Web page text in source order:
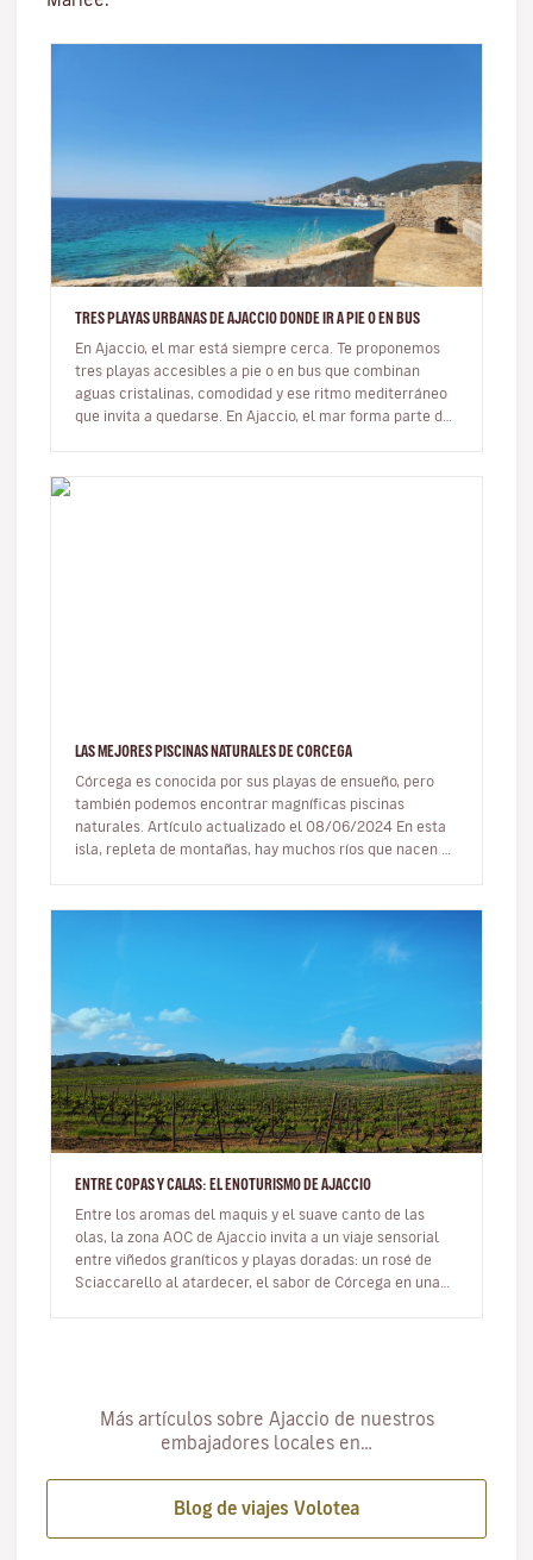
TRES PLAYAS URBANAS DE AJACCIO DONDE IR A PIE O EN BUS
En Ajaccio, el mar está siempre cerca. Te proponemos
tres playas accesibles a pie o en bus que combinan
aguas cristalinas, comodidad y ese ritmo mediterráneo
que invita a quedarse. En Ajaccio, el mar forma parte de
LAS MEJORES PISCINAS NATURALES DE CORCEGA
Córcega es conocida por sus playas de ensueño, pero
también podemos encontrar magníficas piscinas
naturales. Artículo actualizado el 08/06/2024 En esta
isla, repleta de montañas, hay muchos ríos que nacen en
ENTRE COPAS Y CALAS: EL ENOTURISMO DE AJACCIO
Entre los aromas del maquis y el suave canto de las
olas, la zona AOC de Ajaccio invita a un viaje sensorial
entre viñedos graníticos y playas doradas: un rosé de
Sciaccarello al atardecer, el sabor de Córcega en una
Más artículos sobre Ajaccio de nuestros
embajadores locales en…
Blog de viajes Volotea